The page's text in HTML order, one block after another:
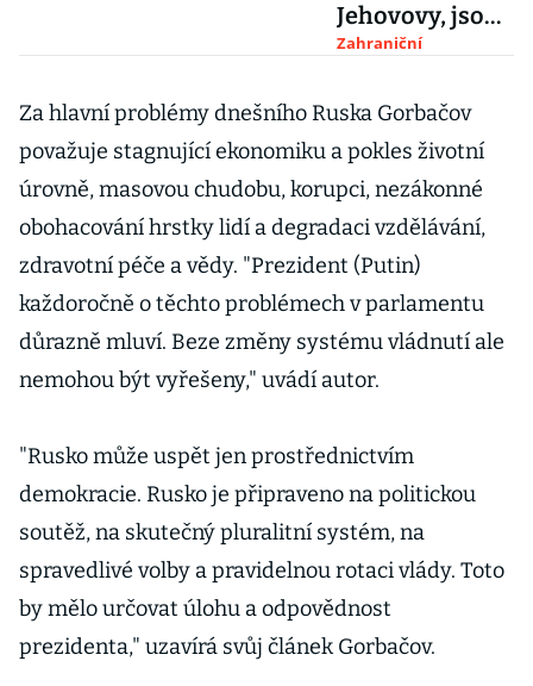
Jehovovy, jsou
to prý
Majetek spolku
propadne státu
Zahraniční
Za hlavní problémy dnešního Ruska Gorbačov
považuje stagnující ekonomiku a pokles životní
úrovně, masovou chudobu, korupci, nezákonné
obohacování hrstky lidí a degradaci vzdělávání,
zdravotní péče a vědy. "Prezident (Putin)
každoročně o těchto problémech v parlamentu
důrazně mluví. Beze změny systému vládnutí ale
nemohou být vyřešeny," uvádí autor.
"Rusko může uspět jen prostřednictvím
demokracie. Rusko je připraveno na politickou
soutěž, na skutečný pluralitní systém, na
spravedlivé volby a pravidelnou rotaci vlády. Toto
by mělo určovat úlohu a odpovědnost
prezidenta," uzavírá svůj článek Gorbačov.